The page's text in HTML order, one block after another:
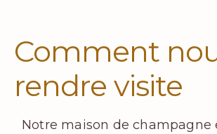
Comment
rendre visite
Notre maison de champagne